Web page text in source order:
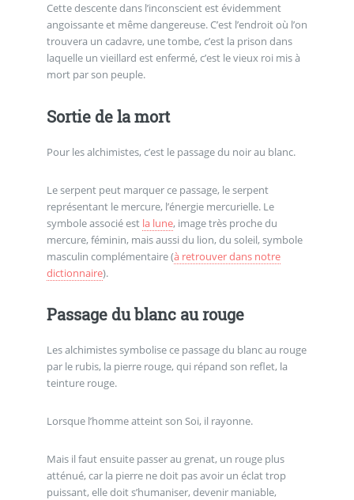
Cette descente dans l’inconscient est évidemment
angoissante et même dangereuse. C’est l’endroit où l’on
trouvera un cadavre, une tombe, c’est la prison dans
laquelle un vieillard est enfermé, c’est le vieux roi mis à
mort par son peuple.
Sortie de la mort
Pour les alchimistes, c’est le passage du noir au blanc.
Le serpent peut marquer ce passage, le serpent
représentant le mercure, l’énergie mercurielle. Le
symbole associé est la lune, image très proche du
mercure, féminin, mais aussi du lion, du soleil, symbole
masculin complémentaire (à retrouver dans notre
dictionnaire).
Passage du blanc au rouge
Les alchimistes symbolise ce passage du blanc au rouge
par le rubis, la pierre rouge, qui répand son reflet, la
teinture rouge.
Lorsque l’homme atteint son Soi, il rayonne.
Mais il faut ensuite passer au grenat, un rouge plus
atténué, car la pierre ne doit pas avoir un éclat trop
puissant, elle doit s’humaniser, devenir maniable,